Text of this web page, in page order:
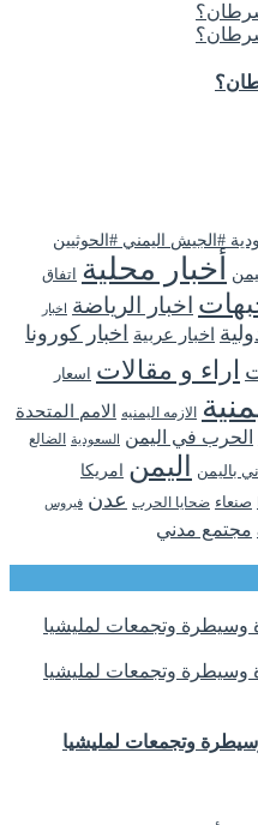
#الجيش اليمني #الحوثيين
أخبار محلية
اتفاق
اخبار الرياضة اخبار
اخبار عربية اخبار كورونا
اراء و مقالات اسعار
الازمه اليمنيه الامم المتحدة
الحرب في اليمن السعودية الضالع
باليمن اليمن امريكا
صنعاء ضحايا الحرب عدن فيروس
مجتمع مدني
وتجمعات لمليشيا